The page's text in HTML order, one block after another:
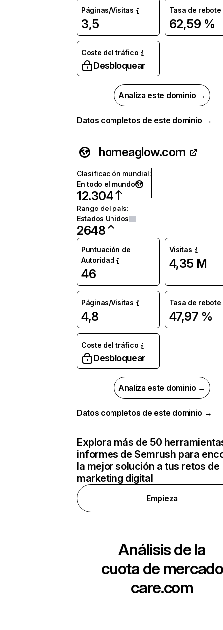
Páginas/Visitas
3,5
Tasa de rebote
62,59 %
Coste del tráfico
Desbloquear
Analiza este dominio →
Datos completos de este dominio →
homeaglow.com
Clasificación mundial:
En todo el mundo
12.304
Rango del país:
Estados Unidos
2648
Puntuación de
Autoridad
46
Visitas
4,35 M
Páginas/Visitas
4,8
Tasa de rebote
47,97 %
Coste del tráfico
Desbloquear
Analiza este dominio →
Datos completos de este dominio →
Explora más de 50
informes de Semrush para
la mejor solución a tus retos de
marketing digital
Empieza
Análisis de la
cuota de mercado
care.com